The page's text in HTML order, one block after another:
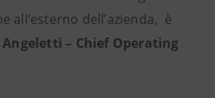
all’esterno dell’azienda, è
Angeletti – Chief Operating